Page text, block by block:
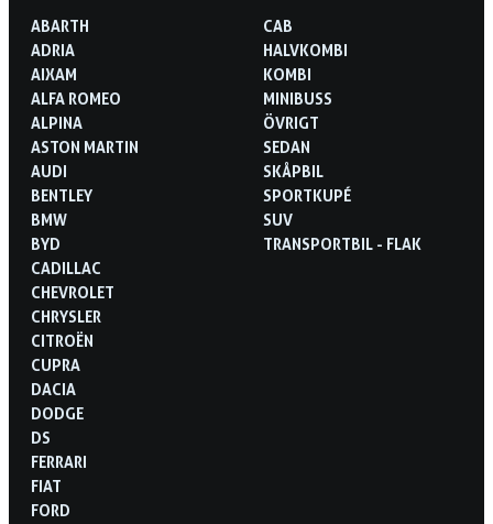
ABARTH
ADRIA
AIXAM
ALFA ROMEO
ALPINA
ASTON MARTIN
AUDI
BENTLEY
BMW
BYD
CADILLAC
CHEVROLET
CHRYSLER
CITROËN
CUPRA
DACIA
DODGE
DS
FERRARI
FIAT
FORD
CAB
HALVKOMBI
KOMBI
MINIBUSS
ÖVRIGT
SEDAN
SKÅPBIL
SPORTKUPÉ
SUV
TRANSPORTBIL - FLAK